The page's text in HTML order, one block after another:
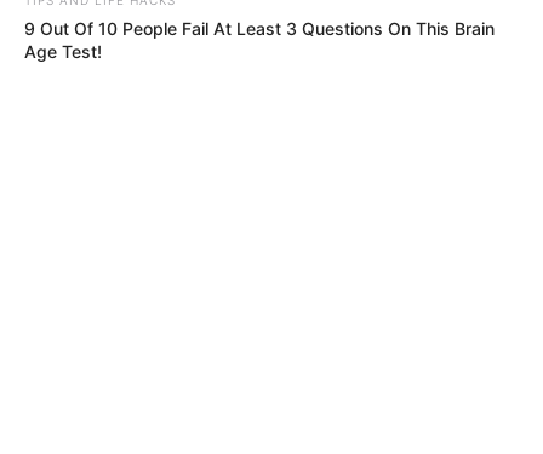
9 Out Of 10 People Fail At Least 3 Questions On This Brain
Age Test!